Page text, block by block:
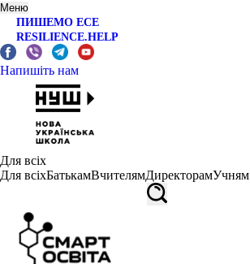
Меню
ПИШЕМО ЕСЕ
RESILIENCE.HELP
Напишіть нам
Для всіх
Для всіхБатькамВчителямДиректорамУчням